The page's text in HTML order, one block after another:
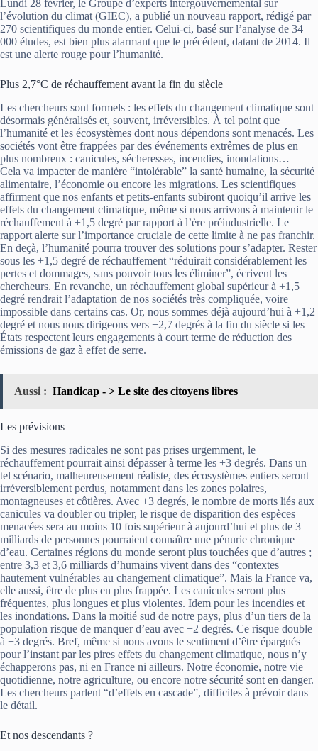
Lundi 28 février, le Groupe d’experts intergouvernemental sur
l’évolution du climat (GIEC), a publié un nouveau rapport, rédigé par
270 scientifiques du monde entier. Celui-ci, basé sur l’analyse de 34
000 études, est bien plus alarmant que le précédent, datant de 2014. Il
est une alerte rouge pour l’humanité.
Plus 2,7°C de réchauffement avant la fin du siècle
Les chercheurs sont formels : les effets du changement climatique sont
désormais généralisés et, souvent, irréversibles. À tel point que
l’humanité et les écosystèmes dont nous dépendons sont menacés. Les
sociétés vont être frappées par des événements extrêmes de plus en
plus nombreux : canicules, sécheresses, incendies, inondations…
Cela va impacter de manière “intolérable” la santé humaine, la sécurité
alimentaire, l’économie ou encore les migrations. Les scientifiques
affirment que nos enfants et petits-enfants subiront quoiqu’il arrive les
effets du changement climatique, même si nous arrivons à maintenir le
réchauffement à +1,5 degré par rapport à l’ère préindustrielle. Le
rapport alerte sur l’importance cruciale de cette limite à ne pas franchir.
En deçà, l’humanité pourra trouver des solutions pour s’adapter. Rester
sous les +1,5 degré de réchauffement “réduirait considérablement les
pertes et dommages, sans pouvoir tous les éliminer”, écrivent les
chercheurs. En revanche, un réchauffement global supérieur à +1,5
degré rendrait l’adaptation de nos sociétés très compliquée, voire
impossible dans certains cas. Or, nous sommes déjà aujourd’hui à +1,2
degré et nous nous dirigeons vers +2,7 degrés à la fin du siècle si les
États respectent leurs engagements à court terme de réduction des
émissions de gaz à effet de serre.
Aussi : Handicap - > Le site des citoyens libres
Les prévisions
Si des mesures radicales ne sont pas prises urgemment, le
réchauffement pourrait ainsi dépasser à terme les +3 degrés. Dans un
tel scénario, malheureusement réaliste, des écosystèmes entiers seront
irréversiblement perdus, notamment dans les zones polaires,
montagneuses et côtières. Avec +3 degrés, le nombre de morts liés aux
canicules va doubler ou tripler, le risque de disparition des espèces
menacées sera au moins 10 fois supérieur à aujourd’hui et plus de 3
milliards de personnes pourraient connaître une pénurie chronique
d’eau. Certaines régions du monde seront plus touchées que d’autres ;
entre 3,3 et 3,6 milliards d’humains vivent dans des “contextes
hautement vulnérables au changement climatique”. Mais la France va,
elle aussi, être de plus en plus frappée. Les canicules seront plus
fréquentes, plus longues et plus violentes. Idem pour les incendies et
les inondations. Dans la moitié sud de notre pays, plus d’un tiers de la
population risque de manquer d’eau avec +2 degrés. Ce risque double
à +3 degrés. Bref, même si nous avons le sentiment d’être épargnés
pour l’instant par les pires effets du changement climatique, nous n’y
échapperons pas, ni en France ni ailleurs. Notre économie, notre vie
quotidienne, notre agriculture, ou encore notre sécurité sont en danger.
Les chercheurs parlent “d’effets en cascade”, difficiles à prévoir dans
le détail.
Et nos descendants ?